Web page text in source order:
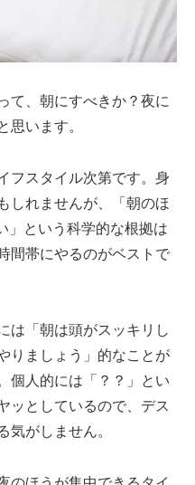
て、朝にすべきか？夜に
思います。
フスタイル次第です。身
しれませんが、「朝のほ
」という科学的な根拠は
間帯にやるのがベストで
は「朝は頭がスッキリし
りましょう」的なことが
個人的には「？？」とい
ッとしているので、デス
気がしません。